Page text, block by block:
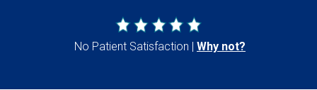
No Patient Satisfaction Why not?